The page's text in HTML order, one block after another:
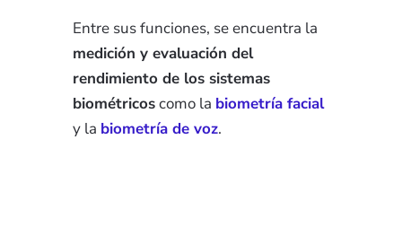
Entre sus funciones, se encuentra la
medición y evaluación del
rendimiento de los sistemas
biométricoscomo la biometría facial
y la biometría de voz.